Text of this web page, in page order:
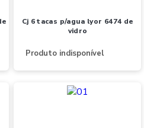
cj 6 tacas p/agua lyor 6474 de
vidro
Produto indisponível